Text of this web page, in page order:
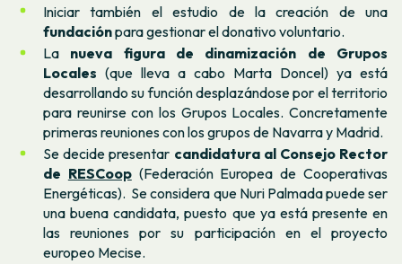
Iniciar también el estudio de la creación de una
fundaciónpara gestionar el donativo voluntario.
La nueva figura de dinamización de Grupos
Locales (que lleva a cabo Marta Doncel) ya está
desarrollando su función desplazándose por el territorio
para reunirse con los Grupos Locales. Concretamente
primeras reuniones con los grupos de Navarra y Madrid.
Se decide presentar candidatura al Consejo Rector
de RESCoop(Federación Europea de Cooperativas
Energéticas). Se considera que Nuri Palmada puede ser
una buena candidata, puesto que ya está presente en
las reuniones por su participación en el proyecto
europeo Mecise.